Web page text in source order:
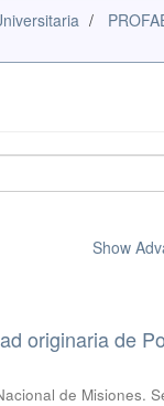
Show
originaria de
de Misiones.